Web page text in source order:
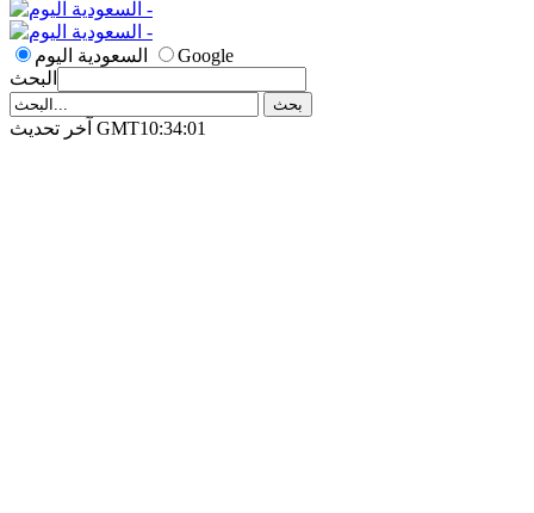
السعودية اليوم
Google
البحث
آخر تحديث GMT10:34:01